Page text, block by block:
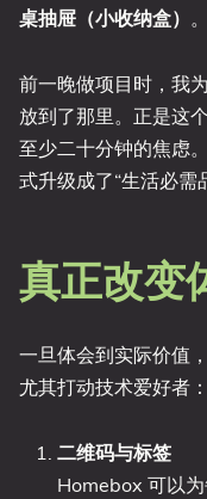
桌抽屉（小收纳盒） 。
前一晚做项目时，我
放到了那里。正是这
至少二十分钟的焦虑
式升级成了“生活必需
真正改变
一旦体会到实际价值
尤其打动技术爱好者：
二维码与标签
Homebox 可以